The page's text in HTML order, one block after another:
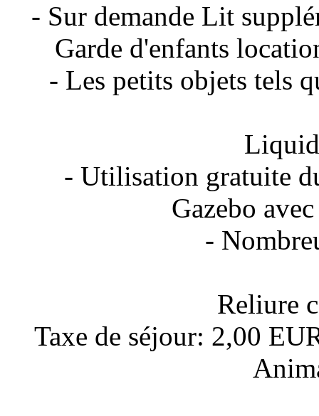
- Sur demande Lit
Garde d'enfants
- Les petits objets tels
- Utilisation gratuite
Gazebo
-
Reliure
Taxe de séjour: 2,00